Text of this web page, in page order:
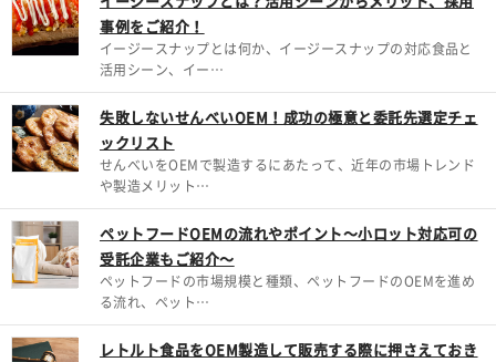
事例をご紹介！
イージースナップとは何か、イージースナップの対応食品と
活用シーン、イー…
失敗しないせんべいOEM！成功の極意と委託先選定チェ
ックリスト
せんべいをOEMで製造するにあたって、近年の市場トレンド
や製造メリット…
ペットフードOEMの流れやポイント～小ロット対応可の
受託企業もご紹介～
ペットフードの市場規模と種類、ペットフードのOEMを進め
る流れ、ペット…
レトルト食品をOEM製造して販売する際に押さえておき